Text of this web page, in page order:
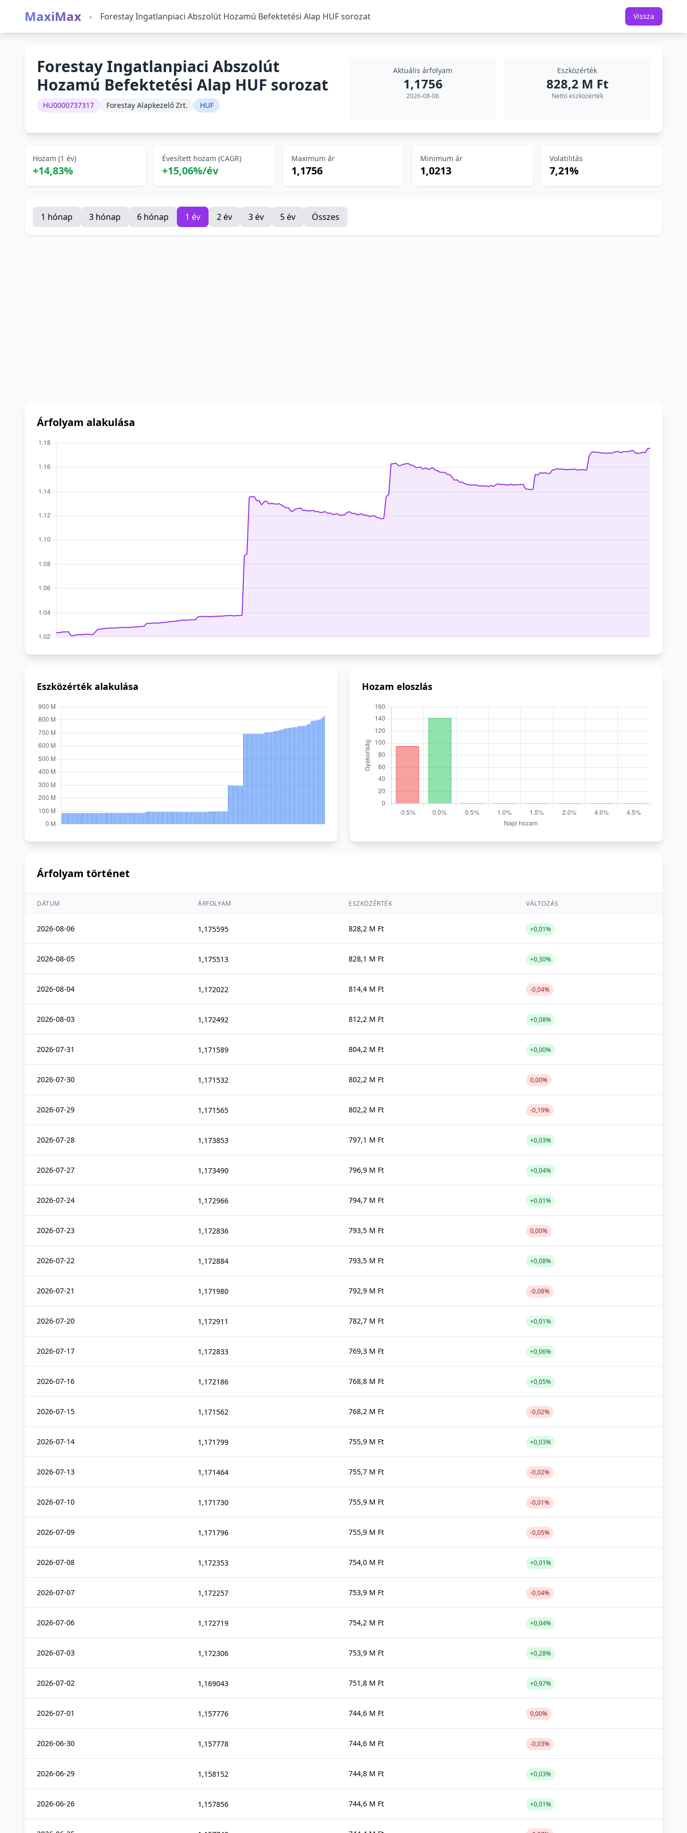
MaxiMax › Forestay Ingatlanpiaci Abszolút Hozamú Befektetési Alap HUF sorozat Vissza
Forestay Ingatlanpiaci Abszolút
Hozamú Befektetési Alap HUF sorozat
HU0000737317 Forestay Alapkezelő Zrt. HUF
Aktuális árfolyam
1,1756
2026-08-06
Eszközérték
828,2 M Ft
Nettó eszközérték
Hozam (1 év)
+14,83%
Évesített hozam (CAGR)
+15,06%/év
Maximum ár
1,1756
Minimum ár
1,0213
Volatilitás
7,21%
1 hónap 3 hónap 6 hónap 1 év 2 év 3 év 5 év Összes
Árfolyam alakulása
Eszközérték alakulása Hozam eloszlás
Árfolyam történet
DÁTUM ÁRFOLYAM ESZKÖZÉRTÉK VÁLTOZÁS
2026-08-06 1,175595 828,2 M Ft +0,01%
2026-08-05 1,175513 828,1 M Ft +0,30%
2026-08-04 1,172022 814,4 M Ft -0,04%
2026-08-03 1,172492 812,2 M Ft +0,08%
2026-07-31 1,171589 804,2 M Ft +0,00%
2026-07-30 1,171532 802,2 M Ft 0,00%
2026-07-29 1,171565 802,2 M Ft -0,19%
2026-07-28 1,173853 797,1 M Ft +0,03%
2026-07-27 1,173490 796,9 M Ft +0,04%
2026-07-24 1,172966 794,7 M Ft +0,01%
2026-07-23 1,172836 793,5 M Ft 0,00%
2026-07-22 1,172884 793,5 M Ft +0,08%
2026-07-21 1,171980 792,9 M Ft -0,08%
2026-07-20 1,172911 782,7 M Ft +0,01%
2026-07-17 1,172833 769,3 M Ft +0,06%
2026-07-16 1,172186 768,8 M Ft +0,05%
2026-07-15 1,171562 768,2 M Ft -0,02%
2026-07-14 1,171799 755,9 M Ft +0,03%
2026-07-13 1,171464 755,7 M Ft -0,02%
2026-07-10 1,171730 755,9 M Ft -0,01%
2026-07-09 1,171796 755,9 M Ft -0,05%
2026-07-08 1,172353 754,0 M Ft +0,01%
2026-07-07 1,172257 753,9 M Ft -0,04%
2026-07-06 1,172719 754,2 M Ft +0,04%
2026-07-03 1,172306 753,9 M Ft +0,28%
2026-07-02 1,169043 751,8 M Ft +0,97%
2026-07-01 1,157776 744,6 M Ft 0,00%
2026-06-30 1,157778 744,6 M Ft -0,03%
2026-06-29 1,158152 744,8 M Ft +0,03%
2026-06-26 1,157856 744,6 M Ft +0,01%